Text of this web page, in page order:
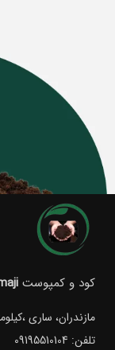
کود و کمپوست
مازندران، ساری ،کیلومتر 3 جاده جویبار ،جنب پمپ بنزین
تلفن: 09195510104